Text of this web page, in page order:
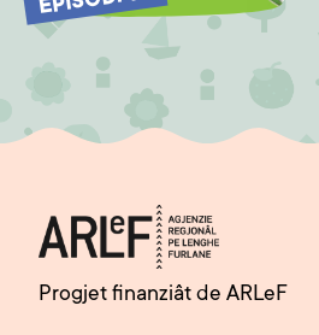
Progjet finanziât de ARLeF